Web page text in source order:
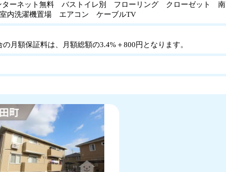
ーネット無料 バストイレ別 フローリング クローゼット 南
洗濯機置場 エアコン ケーブルTV
月額保証料は、月額総額の3.4%＋800円となります。